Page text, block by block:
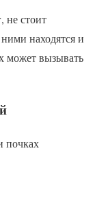
не стоит
находятся и
может вызывать
почках